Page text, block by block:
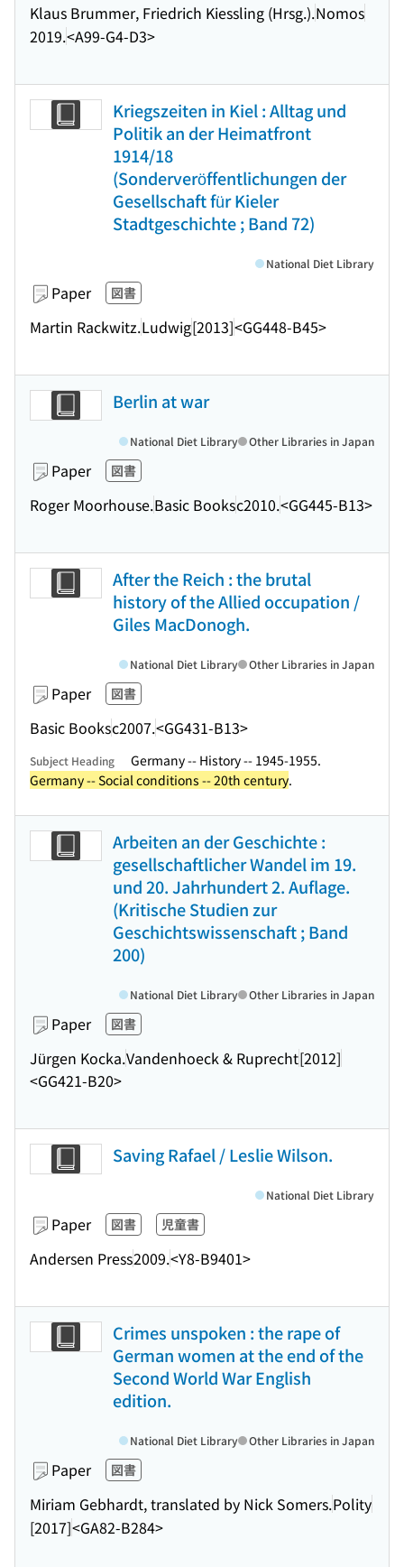
Klaus Brummer, Friedrich Kiessling (Hrsg.).Nomos
2019.<A99-G4-D3>
Kriegszeiten in Kiel : Alltag und
Politik an der Heimatfront
1914/18
(Sonderveröffentlichungen der
Gesellschaft für Kieler
Stadtgeschichte ; Band 72)
Paper 図書
Martin Rackwitz.Ludwig[2013]<GG448-B45>
National Diet Library
Berlin at war
Paper 図書
Roger Moorhouse.Basic Booksc2010.<GG445-B13>
National Diet Library Other Libraries in Japan
After the Reich : the brutal
history of the Allied occupation /
Giles MacDonogh.
Paper 図書
Basic Booksc2007.<GG431-B13>
National Diet Library Other Libraries in Japan
Subject Heading
Germany -- History -- 1945-1955.
Germany -- Social conditions -- 20th century.
Arbeiten an der Geschichte :
gesellschaftlicher Wandel im 19.
und 20. Jahrhundert 2. Auflage.
(Kritische Studien zur
Geschichtswissenschaft ; Band
200)
Paper 図書
Jürgen Kocka.Vandenhoeck & Ruprecht[2012]
<GG421-B20>
National Diet Library Other Libraries in Japan
Saving Rafael / Leslie Wilson.
Paper 図書 児童書
Andersen Press2009.<Y8-B9401>
National Diet Library
Crimes unspoken : the rape of
German women at the end of the
Second World War English
edition.
Paper 図書
Miriam Gebhardt, translated by Nick Somers.Polity
[2017]<GA82-B284>
National Diet Library Other Libraries in Japan